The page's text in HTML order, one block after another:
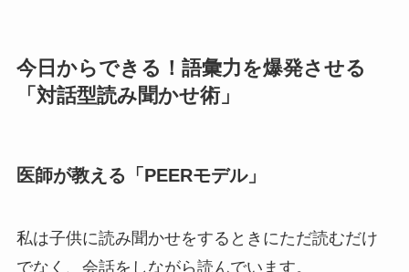
今日からできる！語彙力を爆発させる
「対話型読み聞かせ術」
医師が教える「PEERモデル」
私は子供に読み聞かせをするときにただ読むだけ
でなく、会話をしながら読んでいます。